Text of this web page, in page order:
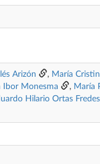
Arizón , María
Ibor Monesma , María
Hilario Ortas Fredes